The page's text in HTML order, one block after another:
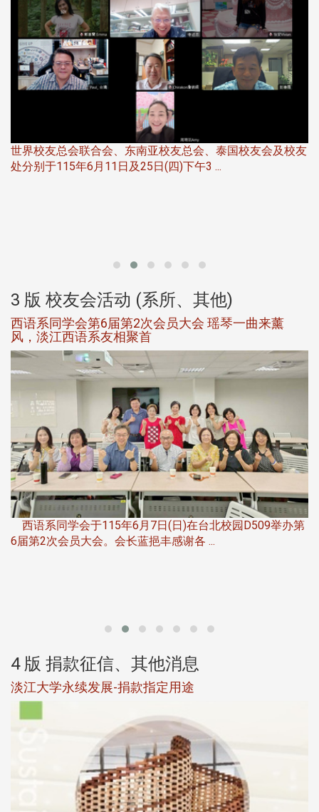
世界校友总会联合会、东南亚校友总会、泰国校友会及校友
处分别于115年6月11日及25日(四)下午3 ...
3 版 校友会活动 (系所、其他)
西语系同学会第6届第2次会员大会 瑶琴一曲来薰
风，淡江西语系友相聚首
西语系同学会于115年6月7日(日)在台北校园D509举办第
6届第2次会员大会。会长蓝挹丰感谢各 ...
4 版 捐款征信、其他消息
淡江大学永续发展-捐款指定用途